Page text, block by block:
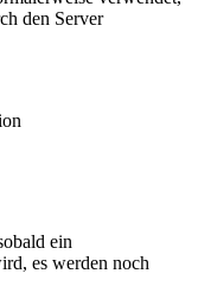
den Server
ein
es werden noch